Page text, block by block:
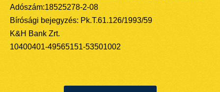
Adószám:18525278-2-08
Bírósági bejegyzés: Pk.T.61.126/1993/59
K&H Bank Zrt.
10400401-49565151-53501002